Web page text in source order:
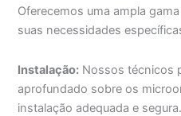
Oferecemos uma ampla
suas necessidades
Instalação: Nossos técnicos
aprofundado sobre os
instalação adequada e